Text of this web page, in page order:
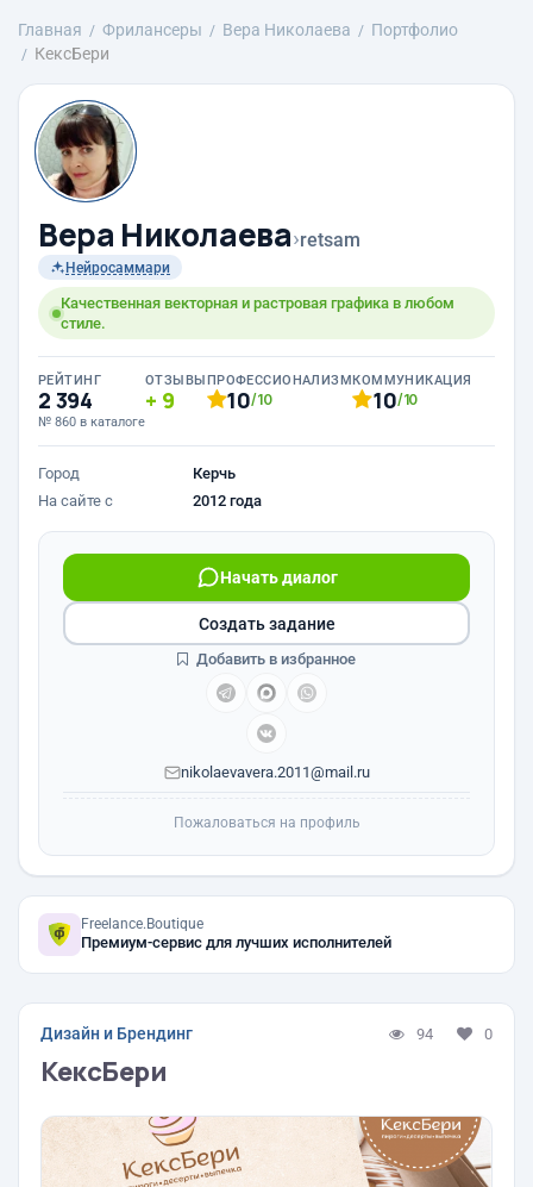
Главная Фрилансеры Вера Николаева
Портфолио
КексБери
Вера Николаева›retsam
Нейросаммари
Качественная векторная и растровая графика в любом
стиле.
РЕЙТИНГ
2 394
№ 860 в каталоге
ОТЗЫВЫ
9
ПРОФЕССИОНАЛИЗМ
10/10
КОММУНИКАЦИЯ
10/10
Город
Керчь
На сайте с
2012 года
Начать диалог
nikolaevavera.2011@mail.ru
Создать задание
Добавить в избранное
Пожаловаться на профиль
Freelance.Boutique
Премиум-сервис для лучших исполнителей
Дизайн и Брендинг 94 0
КексБери